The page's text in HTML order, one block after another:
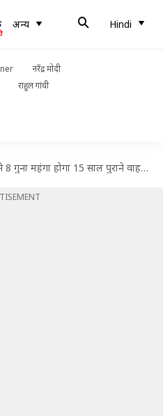
अन्य Hindi
नरेंद्र मोदी
राहुल गांधी
महंगा होगा 15 साल पुराने वाहनों का रजिस्ट्रेशन, देने होंगे इतने पैसे